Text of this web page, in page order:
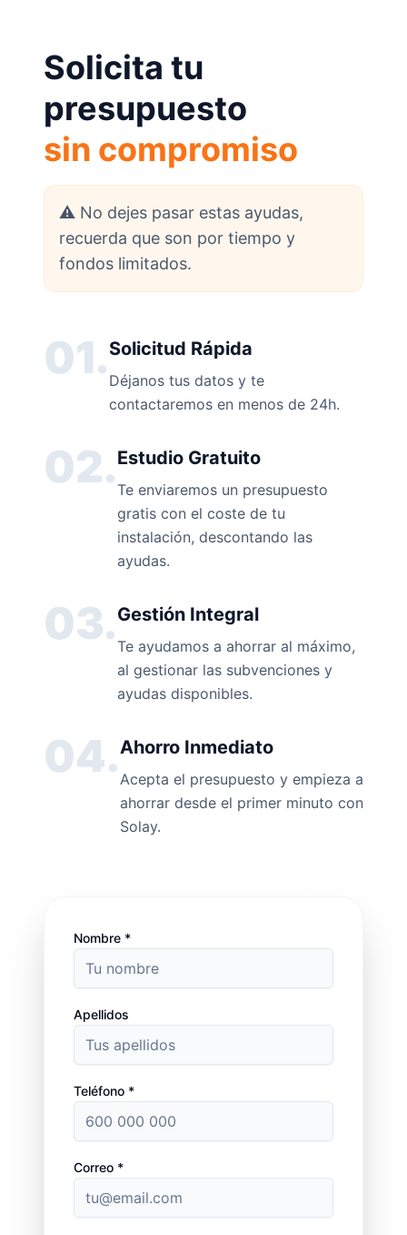
Solicita tu
presupuesto
sin compromiso
⚠️ No dejes pasar estas ayudas,
recuerda que son por tiempo y
fondos limitados.
01.Solicitud Rápida
Déjanos tus datos y te
contactaremos en menos de 24h.
02.Estudio Gratuito
Te enviaremos un presupuesto
gratis con el coste de tu
instalación, descontando las
ayudas.
03.Gestión Integral
Te ayudamos a ahorrar al máximo,
al gestionar las subvenciones y
ayudas disponibles.
04.Ahorro Inmediato
Acepta el presupuesto y empieza a
ahorrar desde el primer minuto con
Solay.
Nombre *
Apellidos
Teléfono *
Correo *